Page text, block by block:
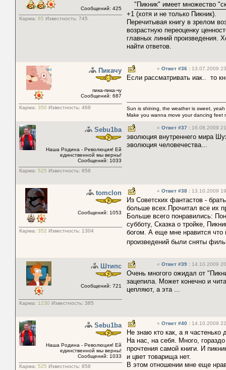
Сообщений: 425
Карма: 85 Известность: 745
"Пикник" имеет множество
+1 (хотя и не только Пикник).
Перечитывая книгу в зрелом
возрастную переоценку
главных линий произведения.
найти ответов.
Пикачу
пика-пика-чу
Сообщений: 687
Карма: 350 Известность: 468
« Ответ #36 : 13.07.2009
Если рассматривать иак.. то
Sun is shining, the weather is sweet, yeah
Make you wanna move your dancing feet
Sebu1ba
Наша Родина - Революция! Ей
единственной мы верны!
Сообщений: 1033
Карма: 525 Известность: 858
« Ответ #37 : 16.08.2009
эволюция внутреннего мира
эволюция человечества...
tomclon
Сообщений: 1053
Карма: 352 Известность: 1304
« Ответ #38 : 13.10.2009
Из Советских фантастов -
больше всех.Прочитал все их
Больше всего понравились:
субботу, Сказка о тройке,
богом. А еще мне нравится что
произведений были сняты
Штипс
Сообщений: 721
Карма: 1230 Известность: 385
« Ответ #39 : 14.10.2009
Очень многого ожидал от
зацепила. Может конечно и
цепляют, а эта ...
Sebu1ba
Наша Родина - Революция! Ей
единственной мы верны!
Сообщений: 1033
Карма: 525 Известность: 858
« Ответ #40 : 14.10.2009
Не знаю кто как, а я
На нас, на себя. Много,
прочтения самой книги. И
и цвет товарища нет.
В этом отношении мне еще